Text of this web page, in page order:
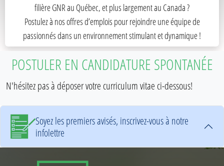
filière GNR au Québec, et plus largement au Canada ?
Postulez à nos offres d’emplois pour rejoindre une équipe de
passionnés dans un environnement stimulant et dynamique !
POSTULER EN CANDIDATURE SPONTANÉE
N'hésitez pas à déposer votre curriculum vitae ci-dessous!
Soyez les premiers avisés, inscrivez-vous à notre
infolettre